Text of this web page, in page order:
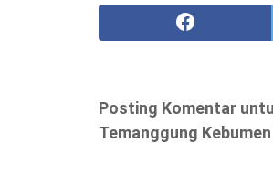
Posting Komentar
Temanggung